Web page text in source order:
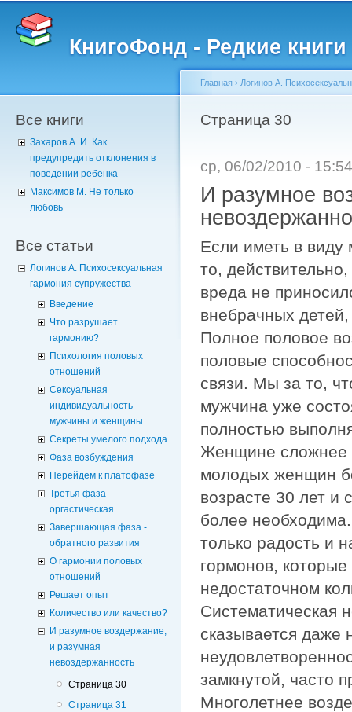
КнигоФонд - Редкие
Все книги
Захаров А. И. Как
предупредить отклонения в
поведении ребенка
Максимов М. Не только
любовь
Все статьи
Логинов А. Психосексуальная
гармония супружества
Введение
Что разрушает
гармонию?
Психология половых
отношений
Сексуальная
индивидуальность
мужчины и женщины
Секреты умелого подхода
Фаза возбуждения
Перейдем к платофазе
Третья фаза -
оргастическая
Завершающая фаза -
обратного развития
О гармонии половых
отношений
Решает опыт
Количество или качество?
И разумное воздержание,
и разумная
невоздержанность
Страница 30
Страница 31
Вы здесь
Главная › Логинов А.
Страница 30
ср, 06/02/2010 -
И разумное
Если иметь в
то,
вреда не
внебрачных
Полное половое
половые
связи. Мы за то,
мужчина уже
полностью
Женщине сложнее
молодых женщин
возрасте 30 лет и
более
только радость и
гормонов,
недостаточном
Систематическая
сказывается даже
замкнутой, часто
Многолетнее